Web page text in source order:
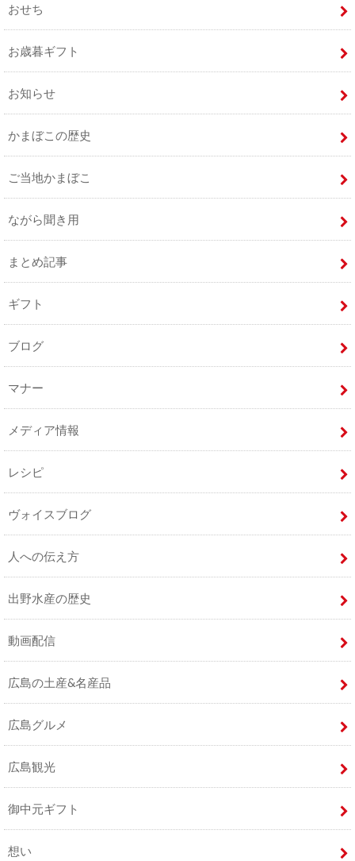
おせち
お歳暮ギフト
お知らせ
かまぼこの歴史
ご当地かまぼこ
ながら聞き用
まとめ記事
ギフト
ブログ
マナー
メディア情報
レシピ
ヴォイスブログ
人への伝え方
出野水産の歴史
動画配信
広島の土産&名産品
広島グルメ
広島観光
御中元ギフト
想い